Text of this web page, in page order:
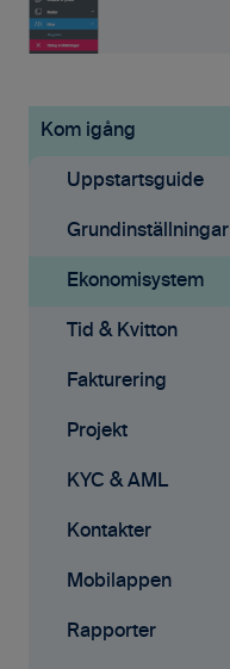
Kom igång
Uppstartsguide
Grundinställningar
Ekonomisystem
Tid & Kvitton
Fakturering
Projekt
KYC & AML
Kontakter
Mobilappen
Rapporter